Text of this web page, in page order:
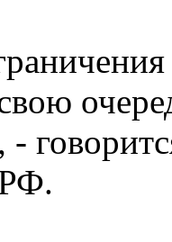
-
РФ.